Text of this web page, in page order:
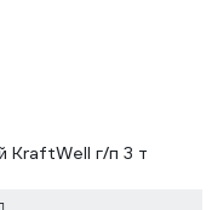
KraftWell г/п 3 т